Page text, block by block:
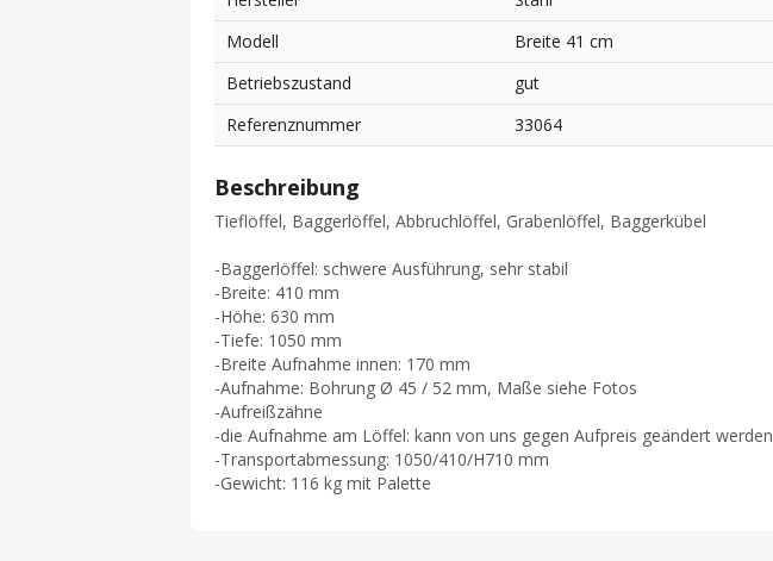
Modell
Breite 41 cm
Betriebszustand
gut
Referenznummer
33064
Beschreibung
Tieflöffel, Baggerlöffel, Abbruchlöffel, Grabenlöffel, Baggerkübel
-Baggerlöffel: schwere Ausführung, sehr stabil
-Breite: 410 mm
-Höhe: 630 mm
-Tiefe: 1050 mm
-Breite Aufnahme innen: 170 mm
-Aufnahme: Bohrung Ø 45 / 52 mm, Maße siehe Fotos
-Aufreißzähne
-die Aufnahme am Löffel: kann von uns gegen Aufpreis geändert werden
-Transportabmessung: 1050/410/H710 mm
-Gewicht: 116 kg mit Palette